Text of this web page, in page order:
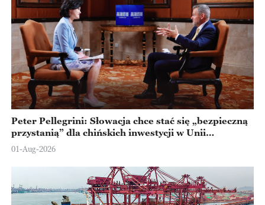
Peter Pellegrini: Słowacja chce stać się „bezpieczną
przystanią” dla chińskich inwestycji w Unii
Europejskiej
01-Aug-2026